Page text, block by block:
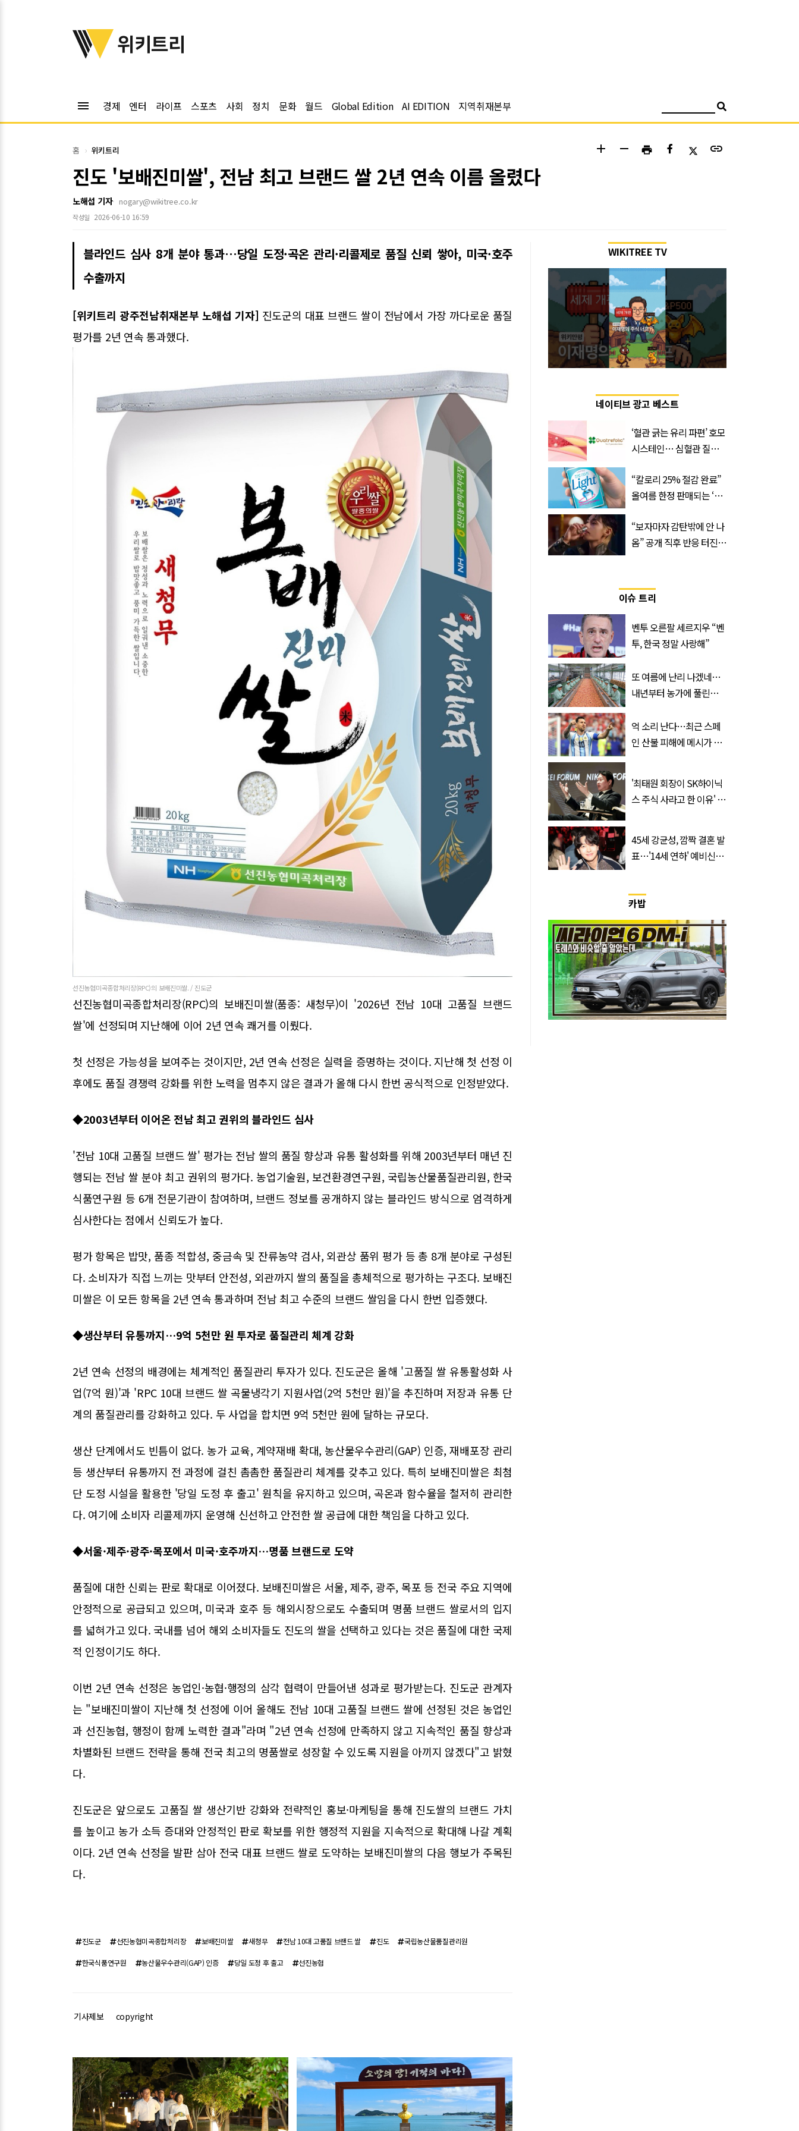
위키트리
위키트리
menu 경제 엔터 라이프 스포츠 사회 정치 문화 월드 Global Edition AI EDITION 지역취재본부
홈 위키트리 add remove print link
진도 '보배진미쌀', 전남 최고 브랜드 쌀 2년 연속 이름 올렸다
노해섭 기자 nogary@wikitree.co.kr
작성일 2026-06-10 16:59
블라인드 심사 8개 분야 통과…당일 도정·곡온 관리·리콜제로 품질 신뢰 쌓아, 미국·호주
수출까지
[위키트리 광주전남취재본부 노해섭 기자] 진도군의 대표 브랜드 쌀이 전남에서 가장 까다로운 품질
평가를 2년 연속 통과했다.
선진농협미곡종합처리장(RPC)의 보배진미쌀. / 진도군
선진농협미곡종합처리장(RPC)의 보배진미쌀(품종: 새청무)이 '2026년 전남 10대 고품질 브랜드
쌀'에 선정되며 지난해에 이어 2년 연속 쾌거를 이뤘다.
첫 선정은 가능성을 보여주는 것이지만, 2년 연속 선정은 실력을 증명하는 것이다. 지난해 첫 선정 이
후에도 품질 경쟁력 강화를 위한 노력을 멈추지 않은 결과가 올해 다시 한번 공식적으로 인정받았다.
◆2003년부터 이어온 전남 최고 권위의 블라인드 심사
'전남 10대 고품질 브랜드 쌀' 평가는 전남 쌀의 품질 향상과 유통 활성화를 위해 2003년부터 매년 진
행되는 전남 쌀 분야 최고 권위의 평가다. 농업기술원, 보건환경연구원, 국립농산물품질관리원, 한국
식품연구원 등 6개 전문기관이 참여하며, 브랜드 정보를 공개하지 않는 블라인드 방식으로 엄격하게
심사한다는 점에서 신뢰도가 높다.
평가 항목은 밥맛, 품종 적합성, 중금속 및 잔류농약 검사, 외관상 품위 평가 등 총 8개 분야로 구성된
다. 소비자가 직접 느끼는 맛부터 안전성, 외관까지 쌀의 품질을 총체적으로 평가하는 구조다. 보배진
미쌀은 이 모든 항목을 2년 연속 통과하며 전남 최고 수준의 브랜드 쌀임을 다시 한번 입증했다.
◆생산부터 유통까지…9억 5천만 원 투자로 품질관리 체계 강화
2년 연속 선정의 배경에는 체계적인 품질관리 투자가 있다. 진도군은 올해 '고품질 쌀 유통활성화 사
업(7억 원)'과 'RPC 10대 브랜드 쌀 곡물냉각기 지원사업(2억 5천만 원)'을 추진하며 저장과 유통 단
계의 품질관리를 강화하고 있다. 두 사업을 합치면 9억 5천만 원에 달하는 규모다.
생산 단계에서도 빈틈이 없다. 농가 교육, 계약재배 확대, 농산물우수관리(GAP) 인증, 재배포장 관리
등 생산부터 유통까지 전 과정에 걸친 촘촘한 품질관리 체계를 갖추고 있다. 특히 보배진미쌀은 최첨
단 도정 시설을 활용한 '당일 도정 후 출고' 원칙을 유지하고 있으며, 곡온과 함수율을 철저히 관리한
다. 여기에 소비자 리콜제까지 운영해 신선하고 안전한 쌀 공급에 대한 책임을 다하고 있다.
◆서울·제주·광주·목포에서 미국·호주까지…명품 브랜드로 도약
품질에 대한 신뢰는 판로 확대로 이어졌다. 보배진미쌀은 서울, 제주, 광주, 목포 등 전국 주요 지역에
안정적으로 공급되고 있으며, 미국과 호주 등 해외시장으로도 수출되며 명품 브랜드 쌀로서의 입지
를 넓혀가고 있다. 국내를 넘어 해외 소비자들도 진도의 쌀을 선택하고 있다는 것은 품질에 대한 국제
적 인정이기도 하다.
이번 2년 연속 선정은 농업인·농협·행정의 삼각 협력이 만들어낸 성과로 평가받는다. 진도군 관계자
는 "보배진미쌀이 지난해 첫 선정에 이어 올해도 전남 10대 고품질 브랜드 쌀에 선정된 것은 농업인
과 선진농협, 행정이 함께 노력한 결과"라며 "2년 연속 선정에 만족하지 않고 지속적인 품질 향상과
차별화된 브랜드 전략을 통해 전국 최고의 명품쌀로 성장할 수 있도록 지원을 아끼지 않겠다"고 밝혔
다.
진도군은 앞으로도 고품질 쌀 생산기반 강화와 전략적인 홍보·마케팅을 통해 진도쌀의 브랜드 가치
를 높이고 농가 소득 증대와 안정적인 판로 확보를 위한 행정적 지원을 지속적으로 확대해 나갈 계획
이다. 2년 연속 선정을 발판 삼아 전국 대표 브랜드 쌀로 도약하는 보배진미쌀의 다음 행보가 주목된
다.
진도군 선진농협미곡종합처리장 보배진미쌀 새청무 전남 10대 고품질 브랜드 쌀 진도 국립농산물품질관리원
한국식품연구원 농산물우수관리(GAP) 인증 당일 도정 후 출고 선진농협
기사제보 copyright
관련기사
WIKITREE TV
네이티브 광고 베스트
‘혈관 긁는 유리 파편’ 호모
시스테인… 심혈관 질환
“칼로리 25% 절감 완료”
올여름 한정 판매되는 ‘최
“보자마자 감탄밖에 안 나
옴” 공개 직후 반응 터진
이슈 트리
벤투 오른팔 세르지우 “벤
투, 한국 정말 사랑해”
또 여름에 난리 나겠네…
내년부터 농가에 풀린다는
억 소리 난다…최근 스페
인 산불 피해에 메시가 기
'최태원 회장이 SK하이닉
스 주식 사라고 한 이유' 글
45세 강균성, 깜짝 결혼 발
표…'14세 연하' 예비신부
카밥